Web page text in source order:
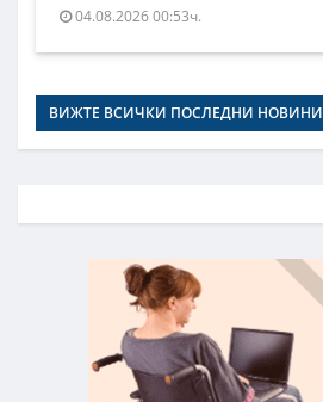
04.08.2026 00:53ч.
ВИЖТЕ ВСИЧКИ ПОСЛЕДНИ НОВИНИ